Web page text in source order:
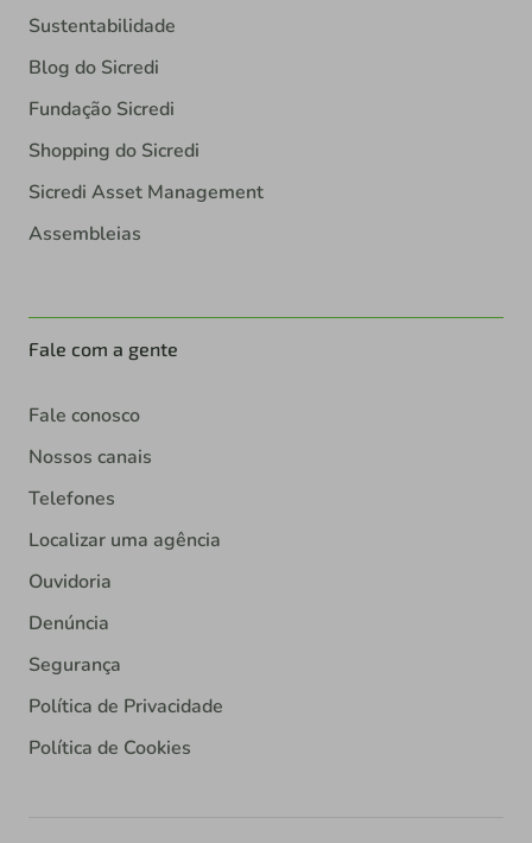
Sustentabilidade
Blog do Sicredi
Fundação Sicredi
Shopping do Sicredi
Sicredi Asset Management
Assembleias
Fale com a gente
Fale conosco
Nossos canais
Telefones
Localizar uma agência
Ouvidoria
Denúncia
Segurança
Política de Privacidade
Política de Cookies